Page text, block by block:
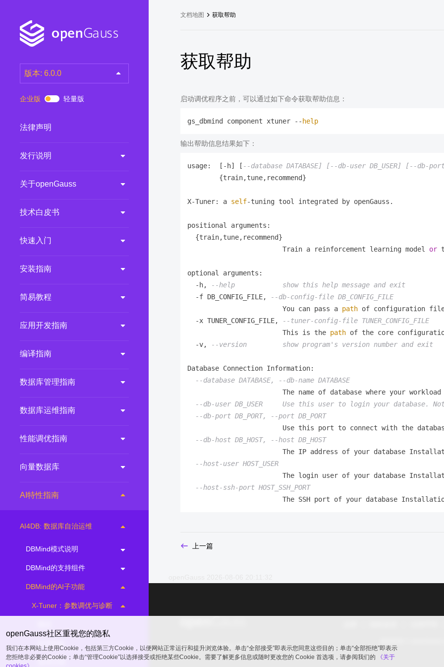
版本: 6.0.0
7.0.0-RC2
6.0.0 (LTS)
5.1.0 (Preview)
2.0.0 (LTS)
3.1.0 (EOM)
2.0.1 (EOM)
1.0.1 (EOM)
企业版 轻量版
法律声明
发行说明
关于openGauss
技术白皮书
快速入门
安装指南
简易教程
应用开发指南
编译指南
数据库管理指南
数据库运维指南
性能调优指南
向量数据库
AI特性指南
AI4DB: 数据库自治运维
DBMind模式说明
DBMind的支持组件
DBMind的AI子功能
X-Tuner：参数调优与诊断
使用示例
文档地图 获取帮助
获取帮助
启动调优程序之前，可以通过如下命令获取帮助信息：
gs_dbmind component xtuner -- help
输出帮助信息结果如下：
usage:  [-h] [ --database DATABASE] [--db-user DB_USER] [--db-
        {train,tune,recommend}
X-Tuner: a self-tuning tool integrated by openGauss.
positional arguments:
  {train,tune,recommend}
                        Train a reinforcement learning model
or
optional arguments:
  -h,
--help            show this help message and exit
  -f DB_CONFIG_FILE,
--db-config-file DB_CONFIG_FILE
                        You can pass a
path of configuration file
  -x TUNER_CONFIG_FILE,
--tuner-config-file TUNER_CONFIG_FILE
                        This is the
path of the core
  -v,
--version         show program's version number and exit
Database Connection Information:
--database DATABASE, --db-name DATABASE
The name of database where your
--db-user DB_USER     Use this user to login your database.
--db-port DB_PORT, --port DB_PORT
Use this port to connect with the
--db-host DB_HOST, --host DB_HOST
The IP address of your database
--host-user HOST_USER
The login user of your database
--host-ssh-port HOST_SSH_PORT
上一篇
common@public.opengauss.org
openGauss社区重视您的隐私
我们在本网站上使用Cookie，包括第三方Cookie，以便网站正常运行和提升浏览体验。单击“全部接受”即表示您同意这些目的；单击“全部拒绝”即表示
您拒绝非必要的Cookie；单击“管理Cookie”以选择接受或拒绝某些Cookie。需要了解更多信息或随时更改您的 Cookie 首选项，请参阅我们的
《关于